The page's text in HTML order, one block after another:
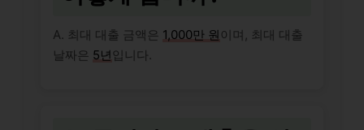
A. 최대 대출 금액은 1,000만 원 이며, 최대 대출
날짜은 5년입니다.